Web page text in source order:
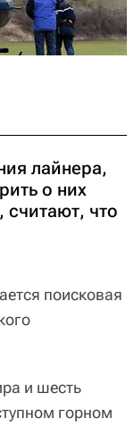
лайнера,
о них
что
поисковая
и шесть
горном